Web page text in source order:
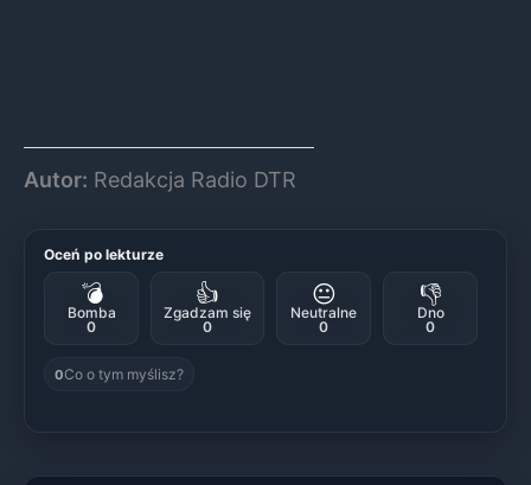
Autor: Redakcja Radio DTR
Oceń po lekturze
💣
Bomba
0
👍
Zgadzam się
0
😐
Neutralne
0
👎
Dno
0
0Co o tym myślisz?